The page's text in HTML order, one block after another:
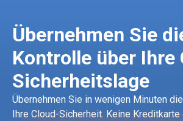
Übernehmen Sie
Kontrolle über Ihre
Sicherheitslage
Übernehmen Sie in wenigen Minuten
Ihre Cloud-Sicherheit. Keine